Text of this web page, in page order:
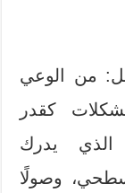
من الوعي
كقدر
الذي يدرك
وصولًا